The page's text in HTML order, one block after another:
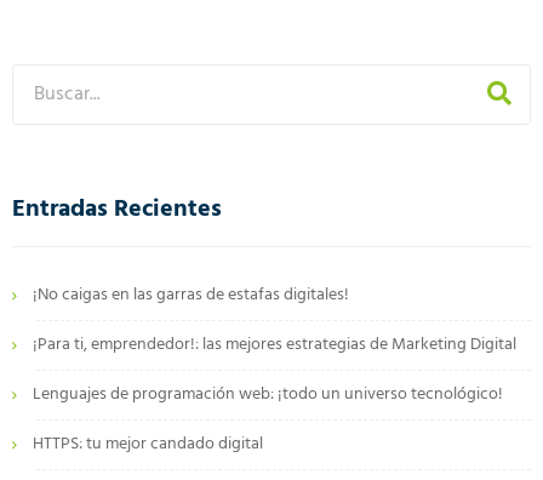
Entradas Recientes
¡No caigas en las garras de estafas digitales!
¡Para ti, emprendedor!: las mejores estrategias de Marketing Digital
Lenguajes de programación web: ¡todo un universo tecnológico!
HTTPS: tu mejor candado digital